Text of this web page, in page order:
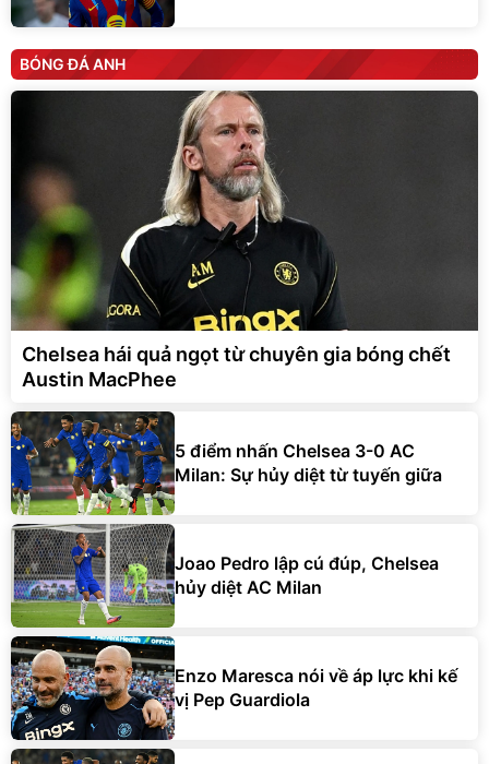
BÓNG ĐÁ ANH
Chelsea hái quả ngọt từ chuyên gia bóng chết
Austin MacPhee
5 điểm nhấn Chelsea 3-0 AC
Milan: Sự hủy diệt từ tuyến giữa
Joao Pedro lập cú đúp, Chelsea
hủy diệt AC Milan
Enzo Maresca nói về áp lực khi kế
vị Pep Guardiola